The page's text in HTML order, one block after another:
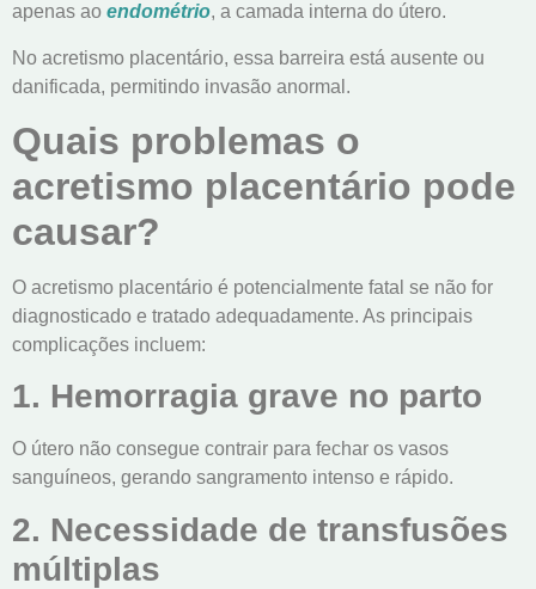
apenas ao endométrio, a camada interna do útero.
No acretismo placentário, essa barreira está ausente ou
danificada, permitindo invasão anormal.
Quais problemas o
acretismo placentário pode
causar?
O acretismo placentário é potencialmente fatal se não for
diagnosticado e tratado adequadamente. As principais
complicações incluem:
1. Hemorragia grave no parto
O útero não consegue contrair para fechar os vasos
sanguíneos, gerando sangramento intenso e rápido.
2. Necessidade de transfusões
múltiplas